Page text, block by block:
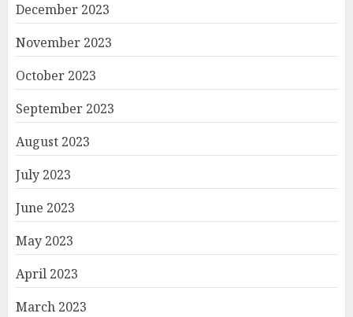
December 2023
November 2023
October 2023
September 2023
August 2023
July 2023
June 2023
May 2023
April 2023
March 2023